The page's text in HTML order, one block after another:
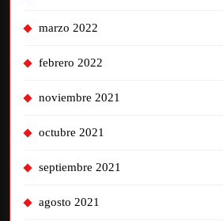
marzo 2022
febrero 2022
noviembre 2021
octubre 2021
septiembre 2021
agosto 2021